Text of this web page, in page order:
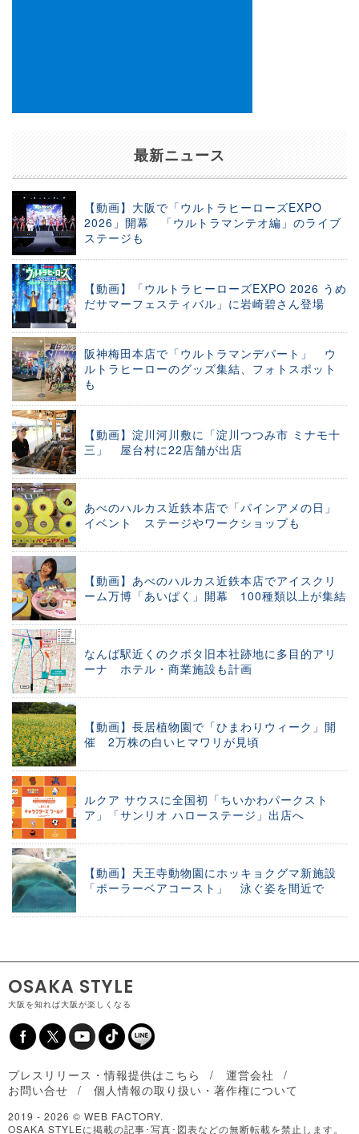
最新ニュース
【動画】大阪で「ウルトラヒーローズEXPO
2026」開幕 「ウルトラマンテオ編」のライブ
ステージも
【動画】「ウルトラヒーローズEXPO 2026 うめ
だサマーフェスティバル」に岩崎碧さん登場
阪神梅田本店で「ウルトラマンデパート」 ウ
ルトラヒーローのグッズ集結、フォトスポット
も
【動画】淀川河川敷に「淀川つつみ市 ミナモ十
三」 屋台村に22店舗が出店
あべのハルカス近鉄本店で「パインアメの日」
イベント ステージやワークショップも
【動画】あべのハルカス近鉄本店でアイスクリ
ーム万博「あいぱく」開幕 100種類以上が集結
なんば駅近くのクボタ旧本社跡地に多目的アリ
ーナ ホテル・商業施設も計画
【動画】長居植物園で「ひまわりウィーク」開
催 2万株の白いヒマワリが見頃
ルクア サウスに全国初「ちいかわパークスト
ア」「サンリオ ハローステージ」出店へ
【動画】天王寺動物園にホッキョクグマ新施設
「ポーラーベアコースト」 泳ぐ姿を間近で
OSAKA STYLE
大阪を知れば大阪が楽しくなる
プレスリリース・情報提供はこちら
運営会社
お問い合せ
個人情報の取り扱い・著作権について
2019 - 2026 © WEB FACTORY.
OSAKA STYLEに掲載の記事･写真･図表などの無断転載を禁止します。